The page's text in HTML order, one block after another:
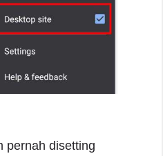
pernah disetting